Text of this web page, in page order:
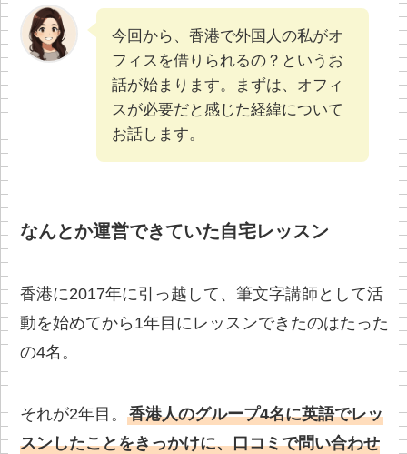
今回から、香港で外国人の私がオ
フィスを借りられるの？というお
話が始まります。まずは、オフィ
スが必要だと感じた経緯について
お話します。
なんとか運営できていた自宅レッスン
香港に2017年に引っ越して、筆文字講師として活
動を始めてから1年目にレッスンできたのはたった
の4名。
それが2年目。香港人のグループ4名に英語でレッ
スンしたことをきっかけに、口コミで問い合わせ